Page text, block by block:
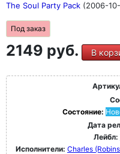
The Soul Party Pack (2006-
Под заказ
2149 руб. В
Состояние:
Дата
Лейбл:
Исполнители: Charles